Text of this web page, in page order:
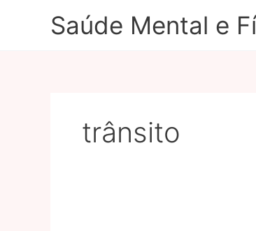
Saúde Mental e
trânsito